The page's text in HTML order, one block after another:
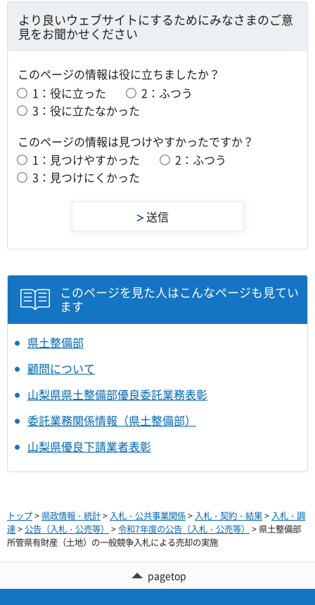
より良いウェブサイトにするためにみなさまのご意
見をお聞かせください
このページの情報は役に立ちましたか？
1：役に立った
2：ふつう
3：役に立たなかった
このページの情報は見つけやすかったですか？
1：見つけやすかった
2：ふつう
3：見つけにくかった
このページを見た人はこんなページも見てい
ます
県土整備部
顧問について
山梨県県土整備部優良委託業務表彰
委託業務関係情報（県土整備部）
山梨県優良下請業者表彰
トップ> 県政情報・統計> 入札・公共事業関係> 入札・契約・結果> 入札・調
達>公告（入札・公売等） >令和7年度の公告（入札・公売等）
> 県土整備部
所管県有財産（土地）の一般競争入札による売却の実施
pagetop